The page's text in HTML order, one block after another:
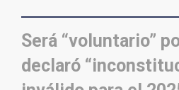
Será “voluntario”
declaró